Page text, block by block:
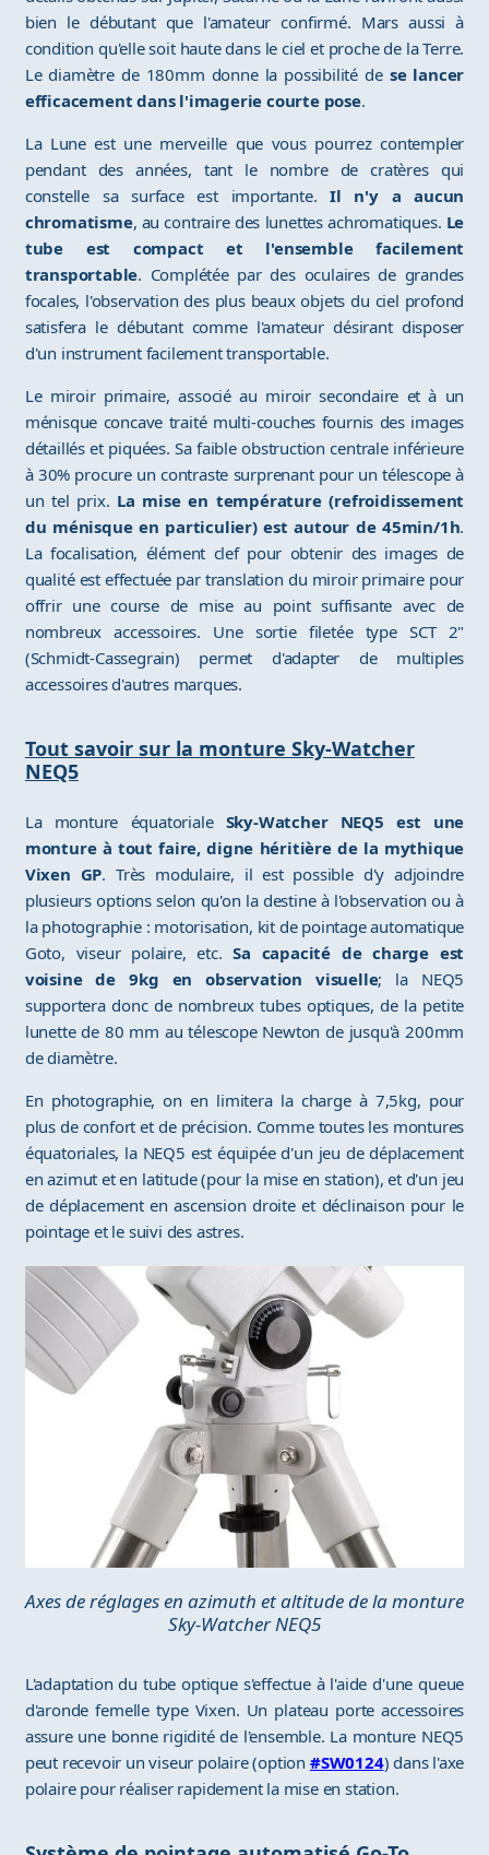
bien le débutant que l'amateur confirmé. Mars aussi à
condition qu'elle soit haute dans le ciel et proche de la Terre.
Le diamètre de 180mm donne la possibilité de se lancer
efficacement dans l'imagerie courte pose.
La Lune est une merveille que vous pourrez contempler
pendant des années, tant le nombre de cratères qui
constelle sa surface est importante.Il n'y a aucun
chromatisme, au contraire des lunettes achromatiques. Le
tube est compact et l'ensemble facilement
transportable. Complétée par des oculaires de grandes
focales, l'observation des plus beaux objets du ciel profond
satisfera le débutant comme l'amateur désirant disposer
d'un instrument facilement transportable.
Le miroir primaire, associé au miroir secondaire et à un
ménisque concave traité multi-couches fournis des images
détaillés et piquées. Sa faible obstruction centrale inférieure
à 30% procure un contraste surprenant pour un télescope à
un tel prix. La mise en température (refroidissement
du ménisque en particulier) est autour de 45min/1h.
La focalisation, élément clef pour obtenir des images de
qualité est effectuée par translation du miroir primaire pour
offrir une course de mise au point suffisante avec de
nombreux accessoires. Une sortie filetée type SCT 2"
(Schmidt-Cassegrain) permet d'adapter de multiples
accessoires d'autres marques.
Tout savoir sur la monture Sky-Watcher
NEQ5
La monture équatoriale Sky-Watcher NEQ5 est une
monture à tout faire, digne héritière de la mythique
Vixen GP. Très modulaire, il est possible d'y adjoindre
plusieurs options selon qu'on la destine à l'observation ou à
la photographie : motorisation, kit de pointage automatique
Goto, viseur polaire, etc.Sa capacité de charge est
voisine de 9kg en observation visuelle; la NEQ5
supportera donc de nombreux tubes optiques, de la petite
lunette de 80 mm au télescope Newton de jusqu'à 200mm
de diamètre.
En photographie, on en limitera la charge à 7,5kg, pour
plus de confort et de précision. Comme toutes les montures
équatoriales, la NEQ5 est équipée d'un jeu de déplacement
en azimut et en latitude (pour la mise en station), et d'un jeu
de déplacement en ascension droite et déclinaison pour le
pointage et le suivi des astres.
Axes de réglages en azimuth et altitude de la monture
Sky-Watcher NEQ5
L'adaptation du tube optique s'effectue à l'aide d'une queue
d'aronde femelle type Vixen. Un plateau porte accessoires
assure une bonne rigidité de l'ensemble. La monture NEQ5
peut recevoir un viseur polaire (option #SW0124) dans l'axe
polaire pour réaliser rapidement la mise en station.